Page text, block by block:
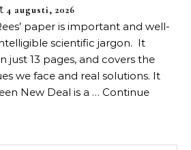
4 augusti, 2026
paper is important and well-
scientific jargon. It
just 13 pages, and covers the
we face and real solutions. It
New Deal is a … Continue